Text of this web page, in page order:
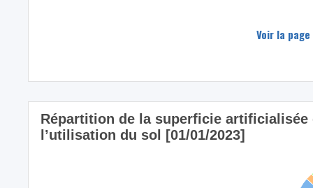
Voir la
Répartition de la superficie artificialisée
l’utilisation du sol [01/01/2023]